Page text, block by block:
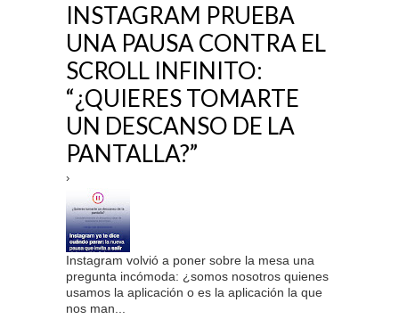
INSTAGRAM PRUEBA
UNA PAUSA CONTRA EL
SCROLL INFINITO:
“¿QUIERES TOMARTE
UN DESCANSO DE LA
PANTALLA?”
›
Instagram volvió a poner sobre la mesa una
pregunta incómoda: ¿somos nosotros quienes
usamos la aplicación o es la aplicación la que
nos man...